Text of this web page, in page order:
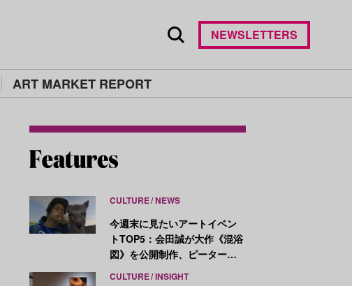
ART MARKET REPORT
NEWSLETTERS
CULTURE NEWS
今週末に見たいアートイベン
トTOP5：会田誠が大作《混浴
図》を公開制作、ピーター・
CULTURE INSIGHT